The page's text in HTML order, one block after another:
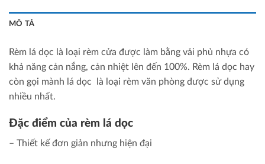
MÔ TẢ
Rèm lá dọc là loại rèm cửa được làm bằng vải phủ nhựa có
khả năng cản nắng, cản nhiệt lên đến 100%. Rèm lá dọc hay
còn gọi mành lá dọc là loại rèm văn phòng được sử dụng
nhiều nhất.
Đặc điểm của rèm lá dọc
– Thiết kế đơn giản nhưng hiện đại